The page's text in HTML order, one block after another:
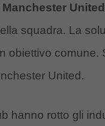
Manchester United
squadra. La
obiettivo comune.
United.
hanno rotto gli